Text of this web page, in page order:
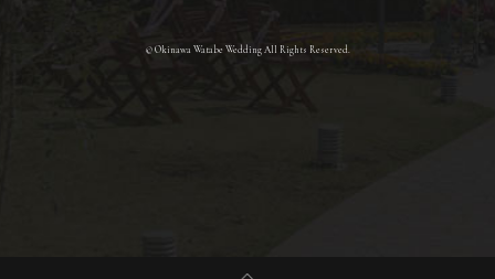
© Okinawa Watabe Wedding All Rights Reserved.